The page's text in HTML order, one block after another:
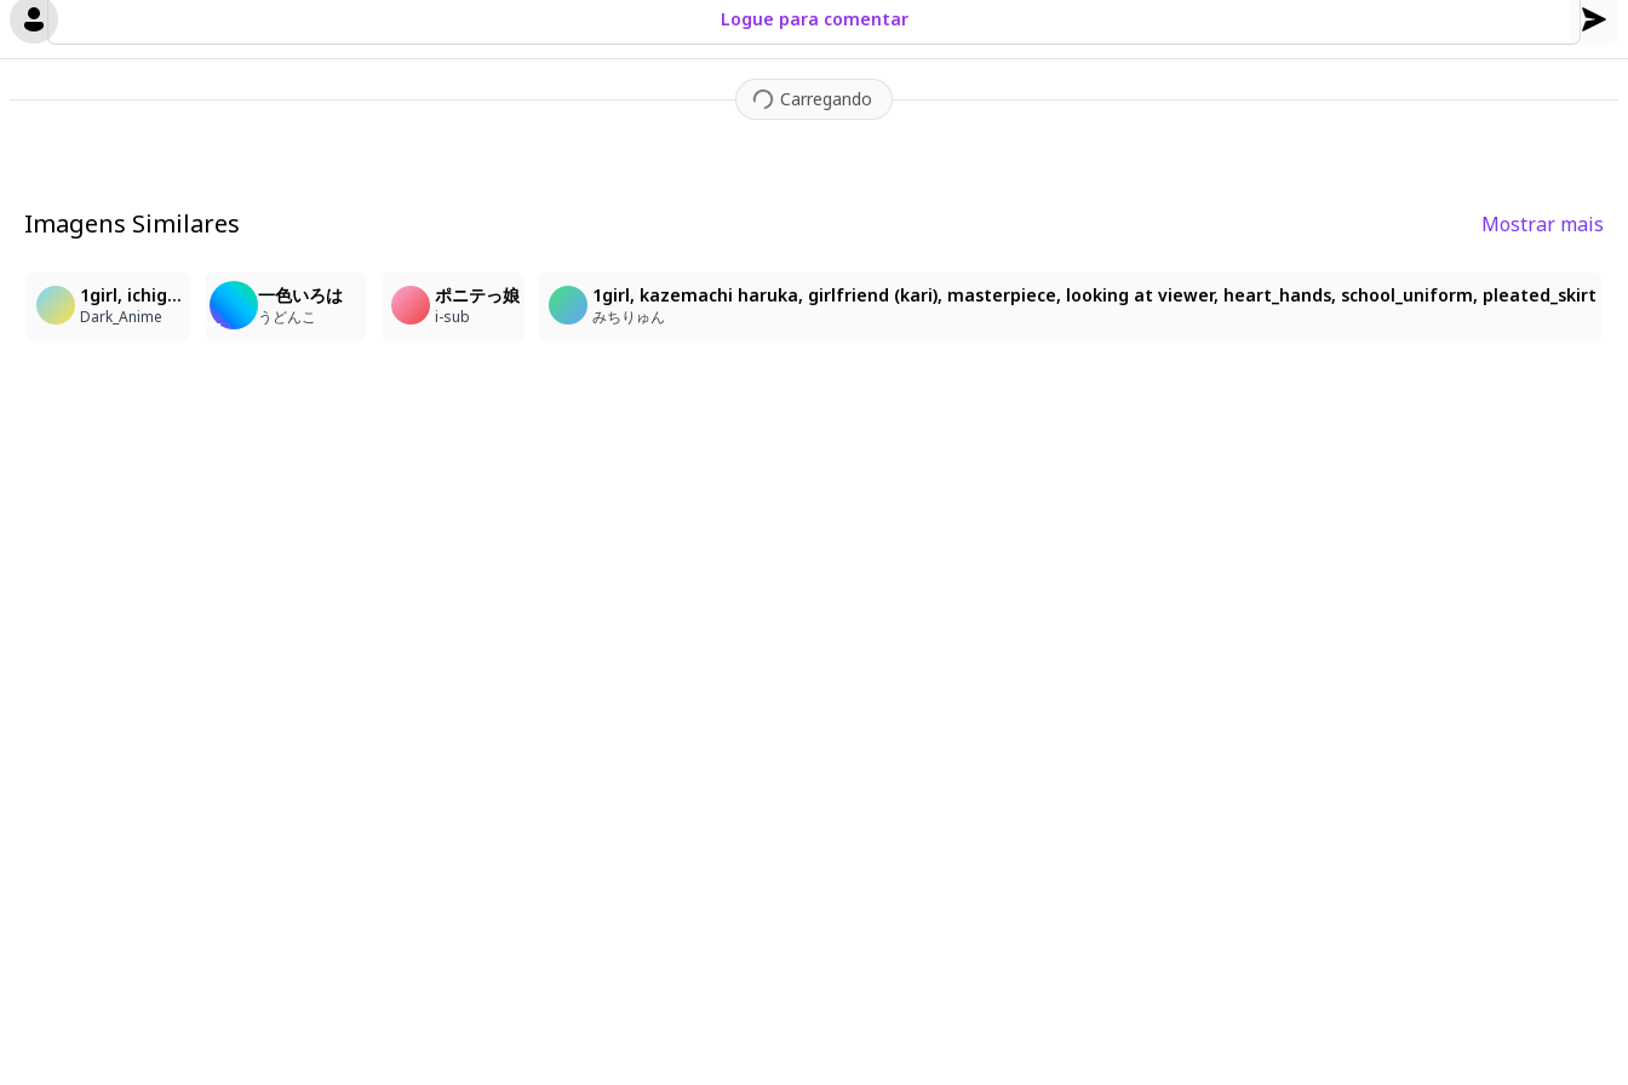
Logue para comentar
Carregando
Imagens Similares Mostrar mais
1girl, ichigaya arisa\(bang dream!\), masterpiece, looking at viewer, school_uniform, pleated_skirt, twintails
Dark_Anime
一色いろは
うどんこ
ポニテっ娘
i-sub
1girl, kazemachi haruka, girlfriend (kari), masterpiece, looking at viewer, heart_hands, school_uniform, pleated_skirt
みちりゅん